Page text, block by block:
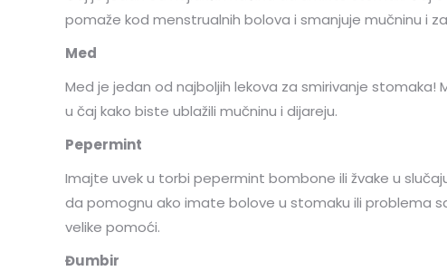
pomaže kod menstrualnih bolova i smanjuje mučninu i
Med
Med je jedan od najboljih lekova za smirivanje stomaka!
u čaj kako biste ublažili mučninu i dijareju.
Pepermint
Imajte uvek u torbi pepermint bombone ili žvake u
da pomognu ako imate bolove u stomaku ili problema
velike pomoći.
Đumbir